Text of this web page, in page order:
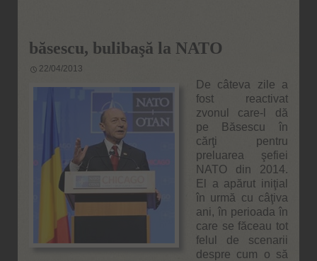
băsescu, bulibaşă la NATO
22/04/2013
De câteva zile a
fost reactivat
zvonul care-l dă
pe Băsescu în
cărţi pentru
preluarea şefiei
NATO din 2014.
El a apărut iniţial
în urmă cu câţiva
ani, în perioada în
care se făceau tot
felul de scenarii
despre cum o să